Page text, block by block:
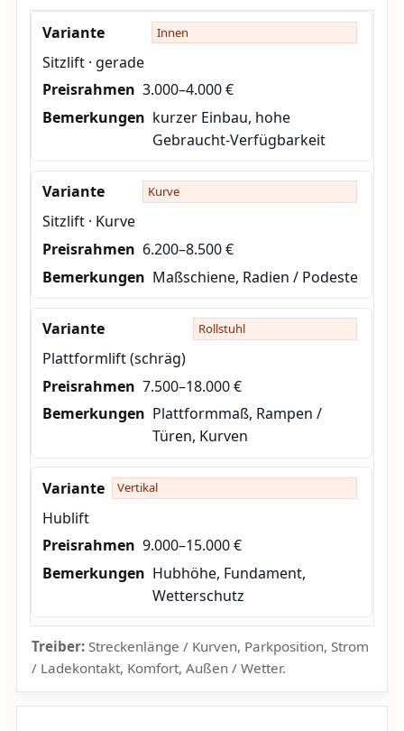
Innen
Sitzlift · gerade
3.000–4.000 €
kurzer Einbau, hohe
Gebraucht-Verfügbarkeit
Kurve
Sitzlift · Kurve
6.200–8.500 €
Maßschiene, Radien / Podeste
Rollstuhl
Plattformlift (schräg)
7.500–18.000 €
Plattformmaß, Rampen /
Türen, Kurven
Vertikal
Hublift
9.000–15.000 €
Hubhöhe, Fundament,
Wetterschutz
Treiber:Streckenlänge / Kurven, Parkposition, Strom
/ Ladekontakt, Komfort, Außen / Wetter.